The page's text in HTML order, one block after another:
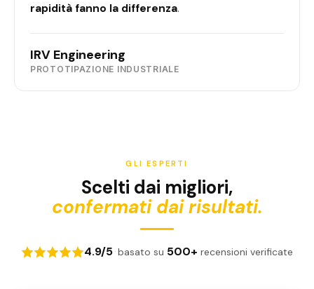
rapidità fanno la differenza.
IRV Engineering
PROTOTIPAZIONE INDUSTRIALE
GLI ESPERTI
Scelti dai migliori,
confermati dai risultati.
4.9/5·basato su 500+ recensioni verificate